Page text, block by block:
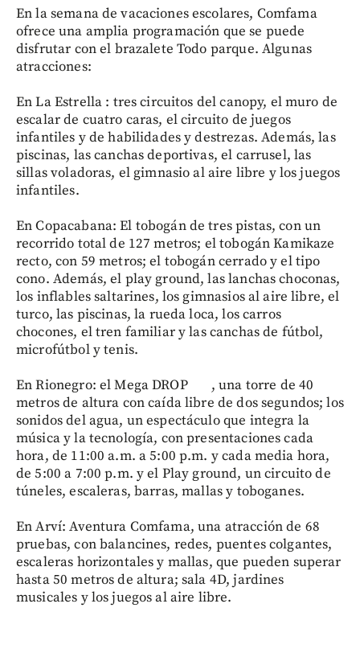
En la semana de vacaciones escolares, Comfama
ofrece una amplia programación que se puede
disfrutar con el brazalete Todo parque. Algunas
atracciones:
En La Estrella : tres circuitos del canopy, el muro de
escalar de cuatro caras, el circuito de juegos
infantiles y de habilidades y destrezas. Además, las
piscinas, las canchas deportivas, el carrusel, las
sillas voladoras, el gimnasio al aire libre y los juegos
infantiles.
En Copacabana: El tobogán de tres pistas, con un
recorrido total de 127 metros; el tobogán Kamikaze
recto, con 59 metros; el tobogán cerrado y el tipo
cono. Además, el play ground, las lanchas choconas,
los inflables saltarines, los gimnasios al aire libre, el
turco, las piscinas, la rueda loca, los carros
chocones, el tren familiar y las canchas de fútbol,
microfútbol y tenis.
En Rionegro: el Mega DROP , una torre de 40
metros de altura con caída libre de dos segundos; los
sonidos del agua, un espectáculo que integra la
música y la tecnología, con presentaciones cada
hora, de 11:00 a.m. a 5:00 p.m. y cada media hora,
de 5:00 a 7:00 p.m. y el Play ground, un circuito de
túneles, escaleras, barras, mallas y toboganes.
En Arví: Aventura Comfama, una atracción de 68
pruebas, con balancines, redes, puentes colgantes,
escaleras horizontales y mallas, que pueden superar
hasta 50 metros de altura; sala 4D, jardines
musicales y los juegos al aire libre.